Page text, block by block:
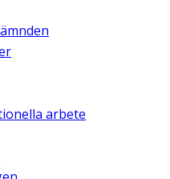
arbete